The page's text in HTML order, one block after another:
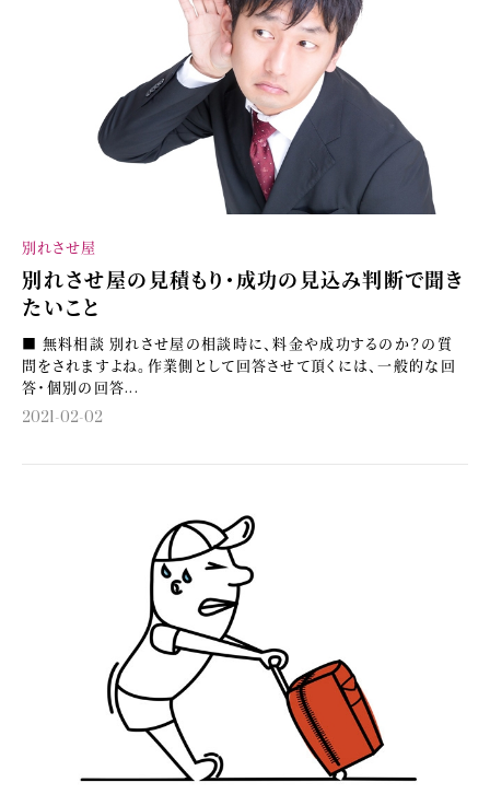
別れさせ屋
別れさせ屋の見積もり・成功の見込み判断で聞き
たいこと
■ 無料相談 別れさせ屋の相談時に、料金や成功するのか？の質
問をされますよね。作業側として回答させて頂くには、一般的な回
答・個別の回答...
2021-02-02